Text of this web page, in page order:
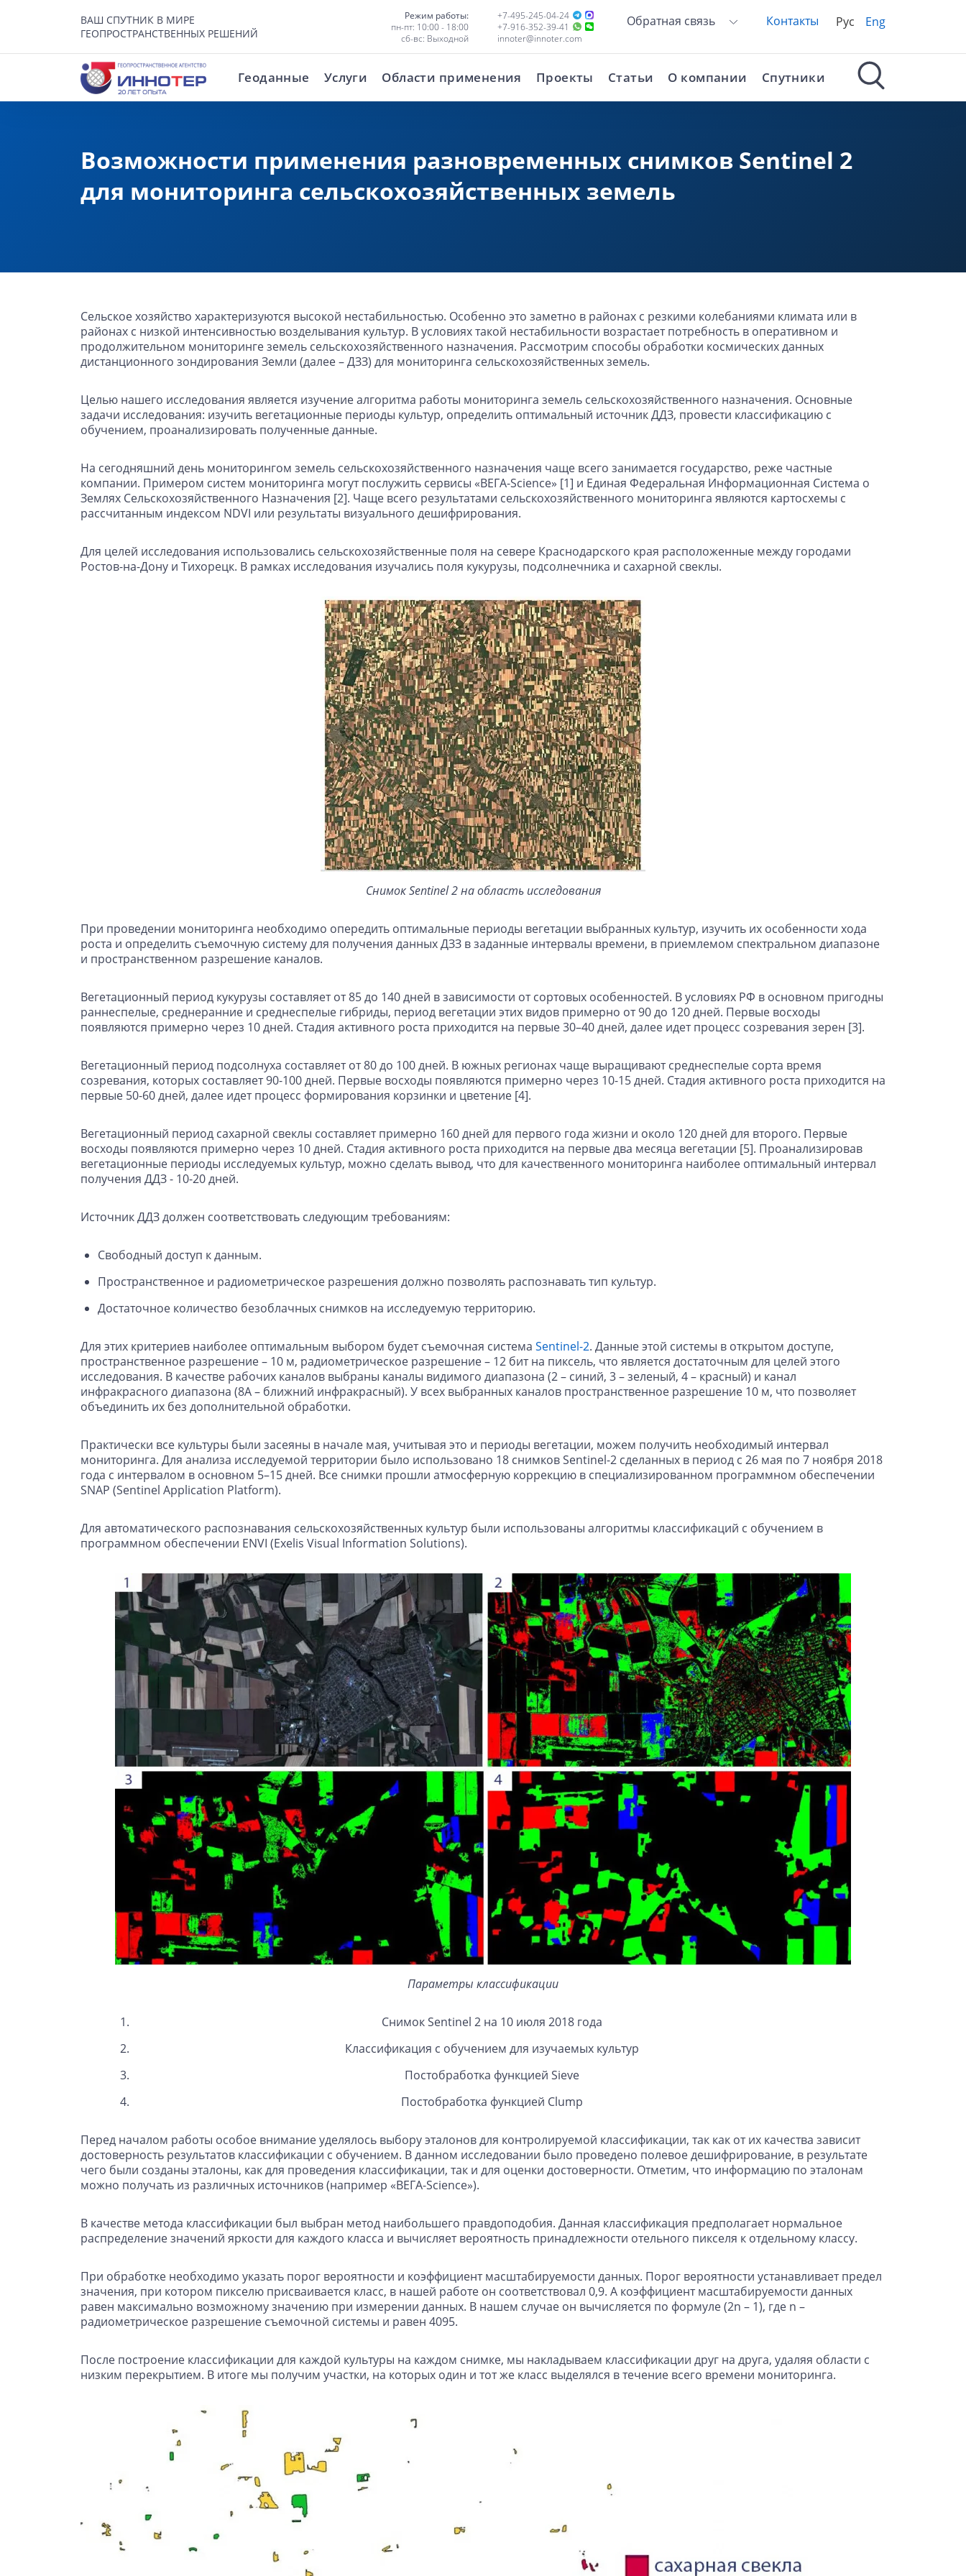
ВАШ СПУТНИК В МИРЕ
ГЕОПРОСТРАНСТВЕННЫХ РЕШЕНИЙ
Режим работы:
пн-пт: 10:00 - 18:00
сб-вс: Выходной
+7-495-245-04-24
+7-916-352-39-41
innoter@innoter.com
Обратная связь Контакты Рус Eng
Геоданные Услуги Области применения Проекты Статьи О компании Спутники
Возможности применения разновременных снимков Sentinel 2
для мониторинга сельскохозяйственных земель
Сельское хозяйство характеризуются высокой нестабильностью. Особенно это заметно в районах с резкими колебаниями климата или в
районах с низкой интенсивностью возделывания культур. В условиях такой нестабильности возрастает потребность в оперативном и
продолжительном мониторинге земель сельскохозяйственного назначения. Рассмотрим способы обработки космических данных
дистанционного зондирования Земли (далее – ДЗЗ) для мониторинга сельскохозяйственных земель.
Целью нашего исследования является изучение алгоритма работы мониторинга земель сельскохозяйственного назначения. Основные
задачи исследования: изучить вегетационные периоды культур, определить оптимальный источник ДДЗ, провести классификацию с
обучением, проанализировать полученные данные.
На сегодняшний день мониторингом земель сельскохозяйственного назначения чаще всего занимается государство, реже частные
компании. Примером систем мониторинга могут послужить сервисы «ВЕГА-Science» [1] и Единая Федеральная Информационная Система о
Землях Сельскохозяйственного Назначения [2]. Чаще всего результатами сельскохозяйственного мониторинга являются картосхемы с
рассчитанным индексом NDVI или результаты визуального дешифрирования.
Для целей исследования использовались сельскохозяйственные поля на севере Краснодарского края расположенные между городами
Ростов-на-Дону и Тихорецк. В рамках исследования изучались поля кукурузы, подсолнечника и сахарной свеклы.
Снимок Sentinel 2 на область исследования
При проведении мониторинга необходимо опередить оптимальные периоды вегетации выбранных культур, изучить их особенности хода
роста и определить съемочную систему для получения данных ДЗЗ в заданные интервалы времени, в приемлемом спектральном диапазоне
и пространственном разрешение каналов.
Вегетационный период кукурузы составляет от 85 до 140 дней в зависимости от сортовых особенностей. В условиях РФ в основном пригодны
раннеспелые, среднеранние и среднеспелые гибриды, период вегетации этих видов примерно от 90 до 120 дней. Первые восходы
появляются примерно через 10 дней. Стадия активного роста приходится на первые 30–40 дней, далее идет процесс созревания зерен [3].
Вегетационный период подсолнуха составляет от 80 до 100 дней. В южных регионах чаще выращивают среднеспелые сорта время
созревания, которых составляет 90-100 дней. Первые восходы появляются примерно через 10-15 дней. Стадия активного роста приходится на
первые 50-60 дней, далее идет процесс формирования корзинки и цветение [4].
Вегетационный период сахарной свеклы составляет примерно 160 дней для первого года жизни и около 120 дней для второго. Первые
восходы появляются примерно через 10 дней. Стадия активного роста приходится на первые два месяца вегетации [5]. Проанализировав
вегетационные периоды исследуемых культур, можно сделать вывод, что для качественного мониторинга наиболее оптимальный интервал
получения ДДЗ - 10-20 дней.
Источник ДДЗ должен соответствовать следующим требованиям:
Свободный доступ к данным.
Пространственное и радиометрическое разрешения должно позволять распознавать тип культур.
Достаточное количество безоблачных снимков на исследуемую территорию.
Для этих критериев наиболее оптимальным выбором будет съемочная система Sentinel-2. Данные этой системы в открытом доступе,
пространственное разрешение – 10 м, радиометрическое разрешение – 12 бит на пиксель, что является достаточным для целей этого
исследования. В качестве рабочих каналов выбраны каналы видимого диапазона (2 – синий, 3 – зеленый, 4 – красный) и канал
инфракрасного диапазона (8А – ближний инфракрасный). У всех выбранных каналов пространственное разрешение 10 м, что позволяет
объединить их без дополнительной обработки.
Практически все культуры были засеяны в начале мая, учитывая это и периоды вегетации, можем получить необходимый интервал
мониторинга. Для анализа исследуемой территории было использовано 18 снимков Sentinel-2 сделанных в период с 26 мая по 7 ноября 2018
года с интервалом в основном 5–15 дней. Все снимки прошли атмосферную коррекцию в специализированном программном обеспечении
SNAP (Sentinel Application Platform).
Для автоматического распознавания сельскохозяйственных культур были использованы алгоритмы классификаций с обучением в
программном обеспечении ENVI (Exelis Visual Information Solutions).
Параметры классификации
Снимок Sentinel 2 на 10 июля 2018 года
Классификация с обучением для изучаемых культур
Постобработка функцией Sieve
Постобработка функцией Clump
Перед началом работы особое внимание уделялось выбору эталонов для контролируемой классификации, так как от их качества зависит
достоверность результатов классификации с обучением. В данном исследовании было проведено полевое дешифрирование, в результате
чего были созданы эталоны, как для проведения классификации, так и для оценки достоверности. Отметим, что информацию по эталонам
можно получать из различных источников (например «ВЕГА-Science»).
В качестве метода классификации был выбран метод наибольшего правдоподобия. Данная классификация предполагает нормальное
распределение значений яркости для каждого класса и вычисляет вероятность принадлежности отельного пикселя к отдельному классу.
При обработке необходимо указать порог вероятности и коэффициент масштабируемости данных. Порог вероятности устанавливает предел
значения, при котором пикселю присваивается класс, в нашей работе он соответствовал 0,9. А коэффициент масштабируемости данных
равен максимально возможному значению при измерении данных. В нашем случае он вычисляется по формуле (2n – 1), где n –
радиометрическое разрешение съемочной системы и равен 4095.
После построение классификации для каждой культуры на каждом снимке, мы накладываем классификации друг на друга, удаляя области с
низким перекрытием. В итоге мы получим участки, на которых один и тот же класс выделялся в течение всего времени мониторинга.